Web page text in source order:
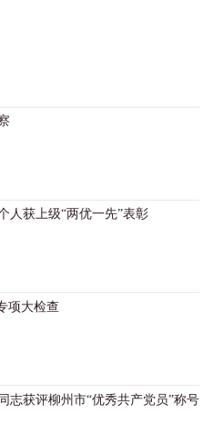
人获上级“两优一先”表彰
项大检查
志获评柳州市“优秀共产党员”称号